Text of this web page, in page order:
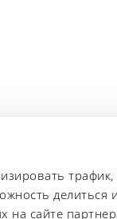
сайте